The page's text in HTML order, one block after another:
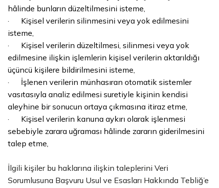
hâlinde bunların düzeltilmesini isteme,
· Kişisel verilerin silinmesini veya yok edilmesini
isteme,
· Kişisel verilerin düzeltilmesi, silinmesi veya yok
edilmesine ilişkin işlemlerin kişisel verilerin aktarıldığı
üçüncü kişilere bildirilmesini isteme,
· İşlenen verilerin münhasıran otomatik sistemler
vasıtasıyla analiz edilmesi suretiyle kişinin kendisi
aleyhine bir sonucun ortaya çıkmasına itiraz etme,
· Kişisel verilerin kanuna aykırı olarak işlenmesi
sebebiyle zarara uğraması hâlinde zararın giderilmesini
talep etme,
İlgili kişiler bu haklarına ilişkin taleplerini Veri
Sorumlusuna Başvuru Usul ve Esasları Hakkında Tebliğ’e